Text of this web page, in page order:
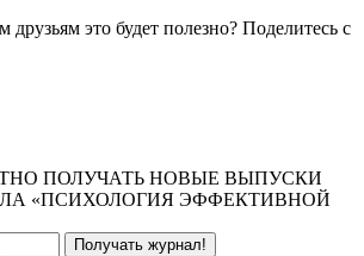
друзьям это будет полезно? Поделитесь с
ПОЛУЧАТЬ НОВЫЕ ВЫПУСКИ
«ПСИХОЛОГИЯ ЭФФЕКТИВНОЙ
Получать журнал!